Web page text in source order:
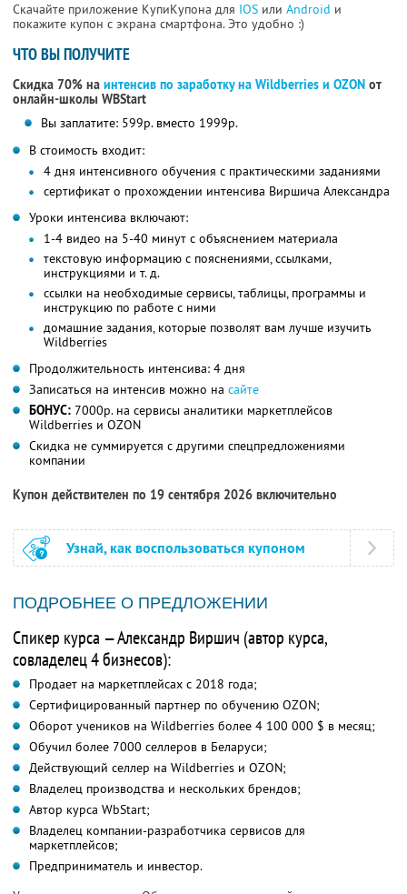
Скачайте приложение КупиКупона для IOS или Android и
покажите купон с экрана смартфона. Это удобно :)
ЧТО ВЫ ПОЛУЧИТЕ
Скидка 70% на интенсив по заработку на Wildberries и OZON от
онлайн-школы WBStart
Вы заплатите: 599р. вместо 1999р.
В стоимость входит:
4 дня интенсивного обучения с практическими заданиями
сертификат о прохождении интенсива Виршича Александра
Уроки интенсива включают:
1-4 видео на 5-40 минут с объяснением материала
текстовую информацию с пояснениями, ссылками,
инструкциями и т. д.
ссылки на необходимые сервисы, таблицы, программы и
инструкцию по работе с ними
домашние задания, которые позволят вам лучше изучить
Wildberries
Продолжительность интенсива: 4 дня
Записаться на интенсив можно на сайте
БОНУС: 7000р. на сервисы аналитики маркетплейсов
Wildberries и OZON
Скидка не суммируется с другими спецпредложениями
компании
Купон действителен по 19 сентября 2026 включительно
Узнай, как воспользоваться купоном
ПОДРОБНЕЕ О ПРЕДЛОЖЕНИИ
Спикер курса — Александр Виршич (автор курса,
совладелец 4 бизнесов):
Продает на маркетплейсах с 2018 года;
Сертифицированный партнер по обучению OZON;
Оборот учеников на Wildberries более 4 100 000 $ в месяц;
Обучил более 7000 селлеров в Беларуси;
Действующий селлер на Wildberries и OZON;
Владелец производства и нескольких брендов;
Автор курса WbStart;
Владелец компании-разработчика сервисов для
маркетплейсов;
Предприниматель и инвестор.